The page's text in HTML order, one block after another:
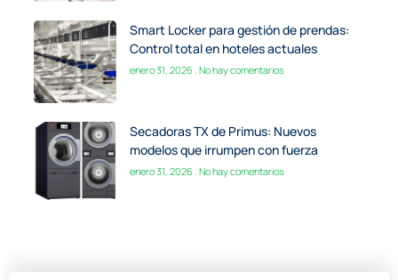
Smart Locker para gestión de prendas:
Control total en hoteles actuales
enero 31, 2026 No hay comentarios
Secadoras TX de Primus: Nuevos
modelos que irrumpen con fuerza
enero 31, 2026 No hay comentarios